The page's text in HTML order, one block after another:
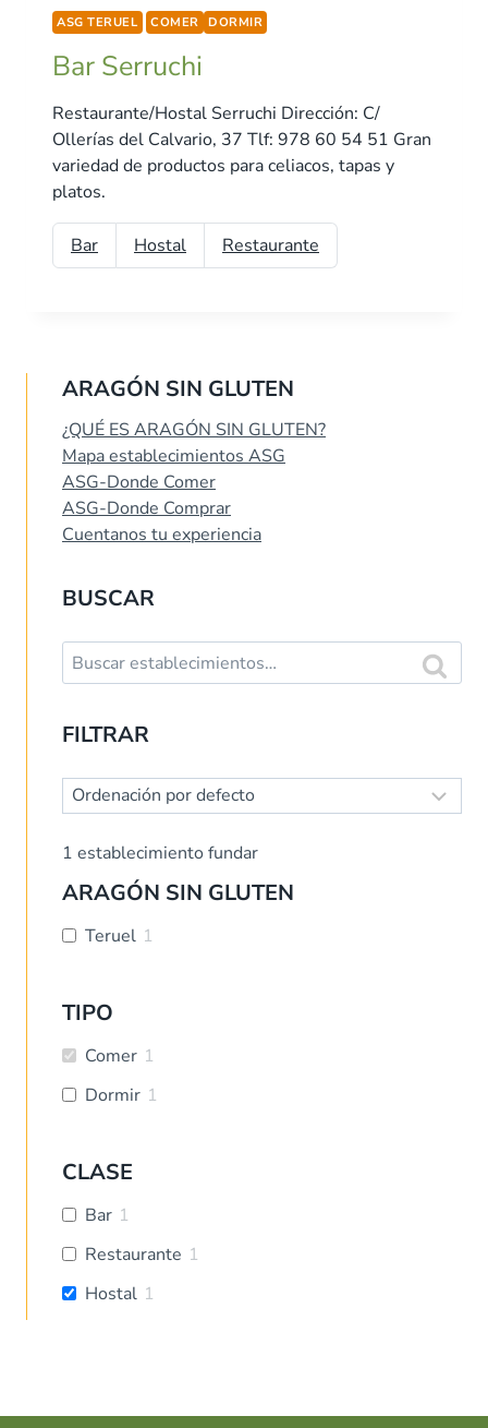
ASG TERUEL COMER DORMIR
Bar Serruchi
Restaurante/Hostal Serruchi Dirección: C/
Ollerías del Calvario, 37 Tlf: 978 60 54 51 Gran
variedad de productos para celiacos, tapas y
platos.
Bar Hostal Restaurante
ARAGÓN SIN GLUTEN
¿QUÉ ES ARAGÓN SIN GLUTEN?
Mapa establecimientos ASG
ASG-Donde Comer
ASG-Donde Comprar
Cuentanos tu experiencia
BUSCAR
Buscar:
Buscar
FILTRAR
1 establecimiento fundar
ARAGÓN SIN GLUTEN
Teruel 1
TIPO
Comer 1
Dormir 1
CLASE
Bar 1
Restaurante 1
Hostal 1